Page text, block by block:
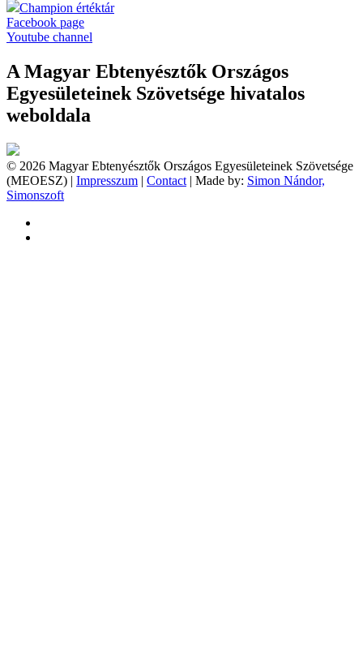
Champion értéktár
Facebook page
Youtube channel
A Magyar Ebtenyésztők Országos
Egyesületeinek Szövetsége hivatalos
weboldala
© 2026 Magyar Ebtenyésztők Országos Egyesületeinek Szövetsége
(MEOESZ) | Impresszum | Contact | Made by: Simon Nándor,
Simonszoft